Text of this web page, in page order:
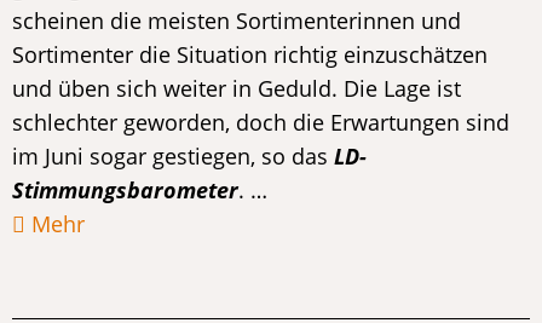
scheinen die meisten Sortimenterinnen und
Sortimenter die Situation richtig einzuschätzen
und üben sich weiter in Geduld. Die Lage ist
schlechter geworden, doch die Erwartungen sind
im Juni sogar gestiegen, so das LD-
Stimmungsbarometer. …
Mehr